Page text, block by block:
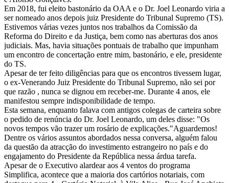
Em 2018, fui eleito bastonário da OAA e o Dr. Joel Leonardo viria a
ser nomeado anos depois juiz Presidente do Tribunal Supremo (TS).
Estivemos várias vezes juntos nos trabalhos da Comissão da
Reforma do Direito e da Justiça, bem como nas aberturas dos anos
judiciais. Mas, havia situações pontuais de trabalho que impunham
um encontro de concertação entre mim, bastonário, e ele, presidente
do TS.
Apesar de ter feito diligências para que os encontros tivessem lugar,
o ex-Venerando Juiz Presidente do Tribunal Supremo, não sei por
que razão , nunca se dignou em receber-me. Durante 4 anos, ele
manifestou sempre indisponibilidade de tempo.
Esta semana, enquanto falava com antigos colegas de carteira sobre
o pedido de renúncia do Dr. Joel Leonardo, um deles disse: "Os
novos tempos vão trazer um rosário de explicações."Aguardemos!
Dentre os vários assuntos abordados nessa conversa, alguém falou
da questão da atracção do investimento estrangeiro no país e do
engajamento do Presidente da República nessa árdua tarefa.
Apesar de o Executivo alardear aos 4 ventos do programa
Simplifica, acontece que a maioria dos cartórios notariais, com